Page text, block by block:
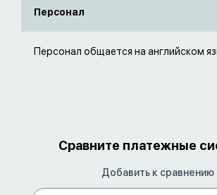
Персонал
Персонал общается на английском
Сравните платежные
Добавить к сравнению